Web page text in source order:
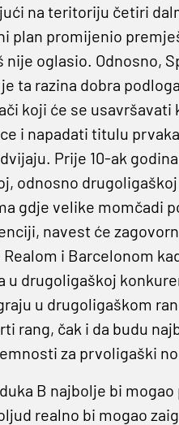
na teritoriju četiri
plan promijenio
nije oglasio. Odnosno,
ta razina dobra
koji će se
i napadati titulu
Prije 10-ak
odnosno
gdje velike momčadi
navest će
i Barcelonom
u drugoligaškoj
u drugoligaškom
rang, čak i da budu
za prvoligaški
B najbolje bi mogao
realno bi mogao